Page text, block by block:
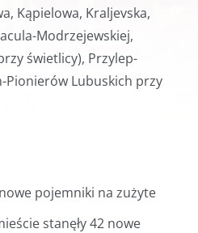
Kąpielowa, Kraljevska,
Modrzejewskiej,
świetlicy), Przylep-
Pionierów Lubuskich przy
stanęły 42 nowe